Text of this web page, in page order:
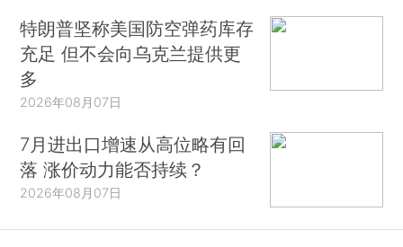
特朗普坚称美国防空弹药库存
充足 但不会向乌克兰提供更
多
2026年08月07日
7月进出口增速从高位略有回
落 涨价动力能否持续？
2026年08月07日